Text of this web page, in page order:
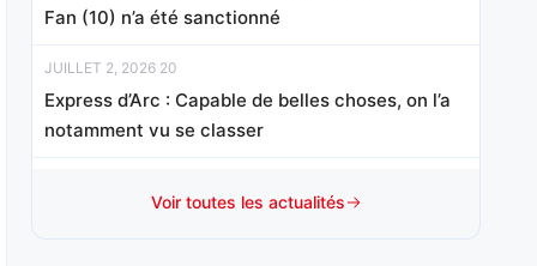
Fan (10) n’a été sanctionné
JUILLET 2, 2026 20
Express d’Arc : Capable de belles choses, on l’a
notamment vu se classer
Le Graal : Premier atout
Voir toutes les actualités